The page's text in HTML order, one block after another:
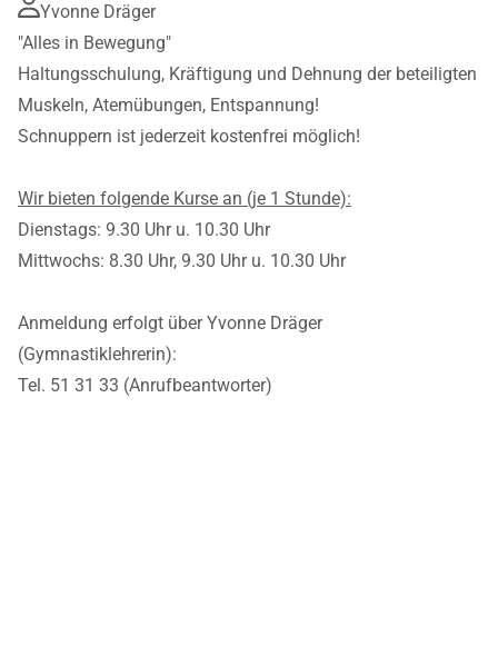
Yvonne Dräger
"Alles in Bewegung"
Haltungsschulung, Kräftigung und Dehnung der beteiligten
Muskeln, Atemübungen, Entspannung!
Schnuppern ist jederzeit kostenfrei möglich!
Wir bieten folgende Kurse an (je 1 Stunde):
Dienstags: 9.30 Uhr u. 10.30 Uhr
Mittwochs: 8.30 Uhr, 9.30 Uhr u. 10.30 Uhr
Anmeldung erfolgt über Yvonne Dräger
(Gymnastiklehrerin):
Tel. 51 31 33 (Anrufbeantworter)